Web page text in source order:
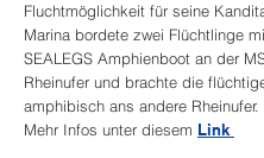
Fluchtmöglichkeit für seine
Marina bordete zwei Flüchtlinge
SEALEGS Amphienboot an der
Rheinufer und brachte die
amphibisch ans andere Rheinufer.
Mehr Infos unter diesem Link